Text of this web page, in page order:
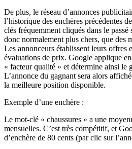
De plus, le réseau d’annonces
l’historique des enchères précédentes
clés fréquemment cliqués dans le passé
donc normalement plus chers, que des
Les annonceurs établissent leurs offres
évaluations de prix. Google applique
« facteur qualité » et détermine ainsi le
L’annonce du gagnant sera alors
la meilleure position disponible.
Exemple d’une enchère :
Le mot-clé « chaussures » a une
mensuelles. C’est très compétitif, et
d’enchère de 80 cents (par clic sur